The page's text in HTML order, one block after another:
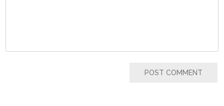
POST COMMENT